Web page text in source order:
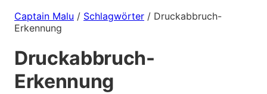
Captain Malu / Schlagwörter / Druckabbruch-
Erkennung
Druckabbruch-
Erkennung